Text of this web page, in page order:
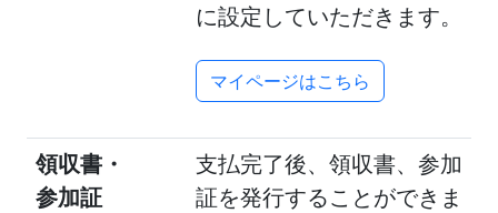
に設定していただきます。
マイページはこちら
領収書・
参加証
支払完了後、領収書、参加
証を発行することができま